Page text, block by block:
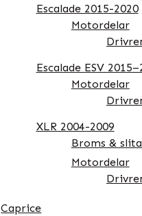
Escalade 2015-2020
Motordelar
Escalade ESV
Motordelar
XLR 2004-2009
Broms &
Motordelar
Caprice